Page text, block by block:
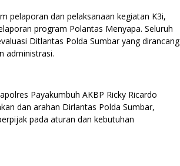
pelaporan dan pelaksanaan kegiatan K3i,
program Polantas Menyapa. Seluruh
Ditlantas Polda Sumbar yang dirancang
administrasi.
Payakumbuh AKBP Ricky Ricardo
dan arahan Dirlantas Polda Sumbar,
pada aturan dan kebutuhan